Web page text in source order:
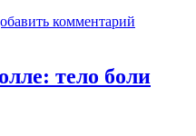
комментарий
тело боли